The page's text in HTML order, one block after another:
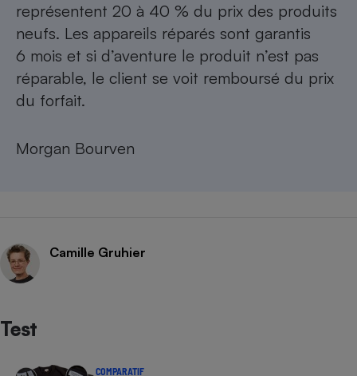
représentent 20 à 40 % du prix des produits
neufs. Les appareils réparés sont garantis
6 mois et si d’aventure le produit n’est pas
réparable, le client se voit remboursé du prix
du forfait.
Morgan Bourven
Camille Gruhier
Test
COMPARATIF